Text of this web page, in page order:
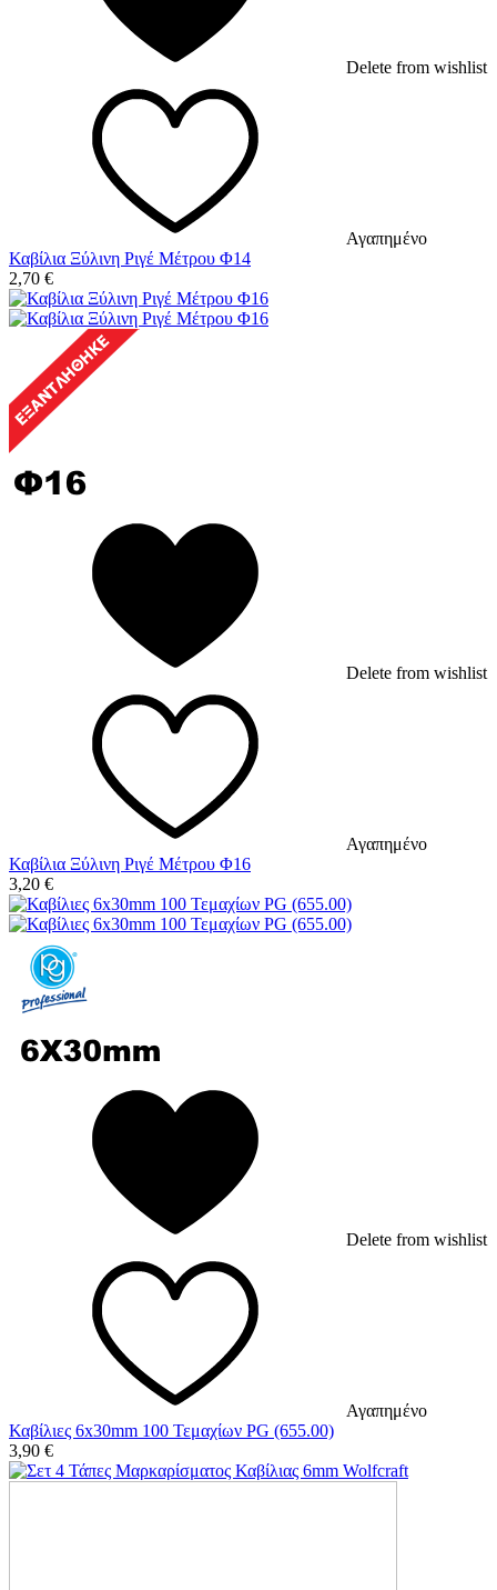
Delete from wishlist
Αγαπημένο
Καβίλια Ξύλινη Ριγέ Μέτρου Φ14
2,70 €
Delete from wishlist
Αγαπημένο
Καβίλια Ξύλινη Ριγέ Μέτρου Φ16
3,20 €
Delete from wishlist
Αγαπημένο
Καβίλιες 6x30mm 100 Τεμαχίων PG (655.00)
3,90 €